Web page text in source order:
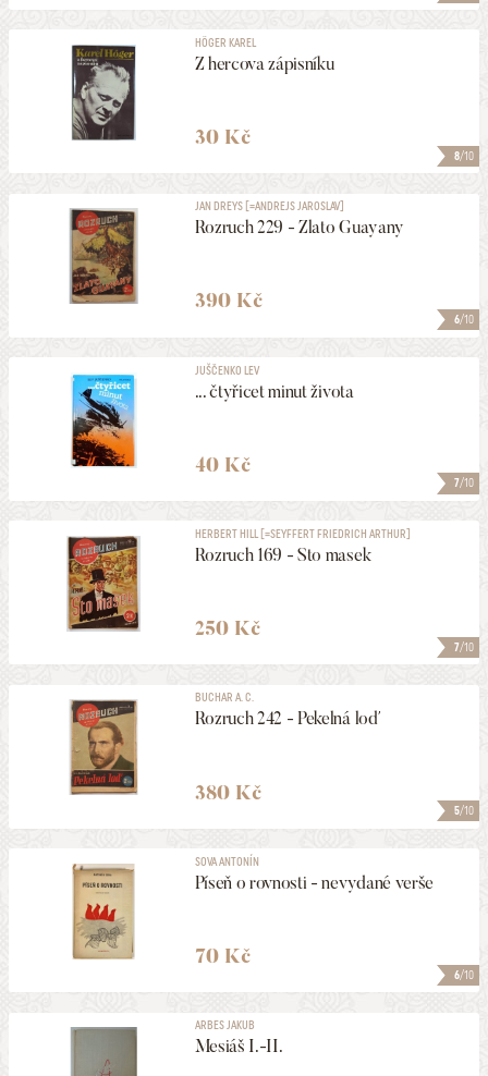
8/10
HÖGER KAREL
Z hercova zápisníku
30 Kč
6/10
JAN DREYS [=ANDREJS JAROSLAV]
Rozruch 229 - Zlato Guayany
390 Kč
7/10
JUŠČENKO LEV
... čtyřicet minut života
40 Kč
7/10
HERBERT HILL [=SEYFFERT FRIEDRICH ARTHUR]
Rozruch 169 - Sto masek
250 Kč
5/10
BUCHAR A. C.
Rozruch 242 - Pekelná loď
380 Kč
6/10
SOVA ANTONÍN
Píseň o rovnosti - nevydané verše
70 Kč
ARBES JAKUB
Mesiáš I.-II.